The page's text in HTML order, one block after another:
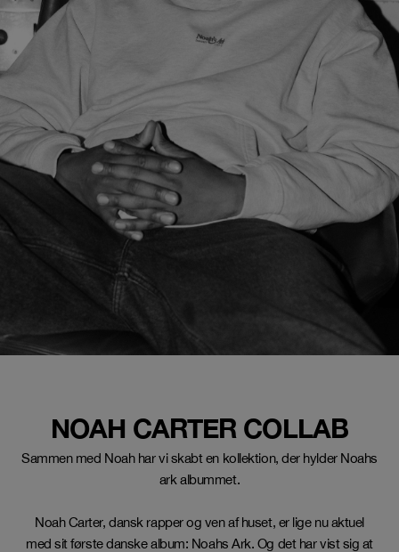
NOAH CARTER COLLAB
Sammen med Noah har vi skabt en kollektion, der hylder Noahs
ark albummet.
Noah Carter, dansk rapper og ven af huset, er lige nu aktuel
med sit første danske album: Noahs Ark. Og det har vist sig at